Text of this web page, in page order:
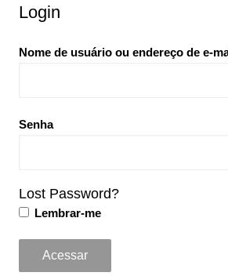
Login
Nome de usuário ou endereço de e-
Senha
Lost Password?
Lembrar-me